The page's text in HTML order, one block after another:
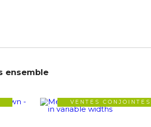
ensemble
VENTES CONJOINTES